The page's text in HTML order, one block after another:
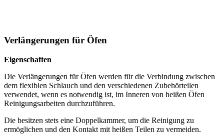
Verlängerungen für Öfen
Eigenschaften
Die Verlängerungen für Öfen werden für die Verbindung zwischen
dem flexiblen Schlauch und den verschiedenen Zubehörteilen
verwendet, wenn es notwendig ist, im Inneren von heißen Öfen
Reinigungsarbeiten durchzuführen.
Die besitzen stets eine Doppelkammer, um die Reinigung zu
ermöglichen und den Kontakt mit heißen Teilen zu vermeiden.